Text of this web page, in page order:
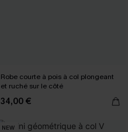
Robe courte à pois à col plongeant
et ruché sur le côté
34,00 €
NEW